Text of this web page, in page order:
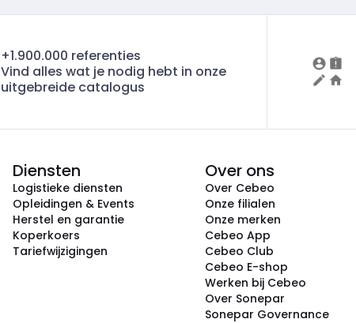
+1.900.000 referenties
Vind alles wat je nodig hebt in onze
uitgebreide catalogus
Diensten
Logistieke diensten
Opleidingen & Events
Herstel en garantie
Koperkoers
Tariefwijzigingen
Over ons
Over Cebeo
Onze filialen
Onze merken
Cebeo App
Cebeo Club
Cebeo E-shop
Werken bij Cebeo
Over Sonepar
Sonepar Governance